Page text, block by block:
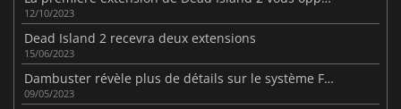
12/10/2023
Dead Island 2 recevra deux extensions
15/06/2023
Dambuster révèle plus de détails sur le système FLESH dans Dead Island 2
09/05/2023